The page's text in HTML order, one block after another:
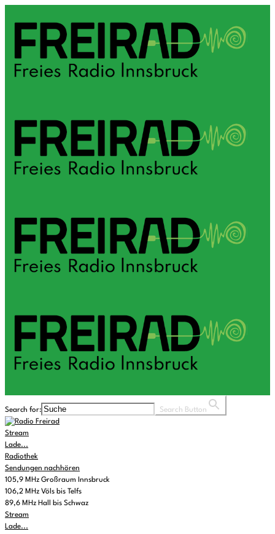
Search for: Search Button
Stream
Lade...
Radiothek
Sendungen nachhören
105,9 MHz Großraum Innsbruck
106,2 MHz Völs bis Telfs
89,6 MHz Hall bis Schwaz
Stream
Lade...